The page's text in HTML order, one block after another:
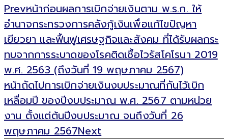
Prevหน้าก่อนผลการเบิกจ่ายเงินตาม พ.ร.ก. ให้
อำนาจกระทรวงการคลังกู้เงินเพื่อแก้ไขปัญหา
เยียวยา และฟื้นฟูเศรษฐกิจและสังคม ที่ได้รับผลกระ
ทบจากการระบาดของโรคติดเชื้อไวรัสโคโรนา 2019
พ.ศ. 2563 (ถึงวันที่ 19 พฤษภาคม 2567)
หน้าถัดไปการเบิกจ่ายเงินงบประมาณที่กันไว้เบิก
เหลื่อมปี ของปีงบประมาณ พ.ศ. 2567 ตามหน่วย
งาน ตั้งแต่ต้นปีงบประมาณ จนถึงวันที่ 26
พฤษภาคม 2567Next